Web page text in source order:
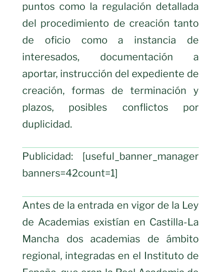
puntos como la regulación detallada
del procedimiento de creación tanto
de oficio como a instancia de
interesados, documentación a
aportar, instrucción del expediente de
creación, formas de terminación y
plazos, posibles conflictos por
duplicidad.
Publicidad: [useful_banner_manager
banners=42count=1]
Antes de la entrada en vigor de la Ley
de Academias existían en Castilla-La
Mancha dos academias de ámbito
regional, integradas en el Instituto de